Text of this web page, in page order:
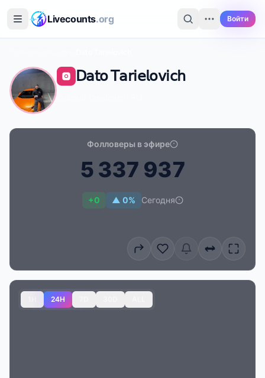
Livecounts.org Войти
𝖣𝖺𝗍𝗈 𝖳𝖺𝗋𝗂𝖾𝗅𝗈𝗏𝗂𝖼𝗁
Фолловеры в эфире
5 337 937
+0 ▲ 0% Сегодня
24H